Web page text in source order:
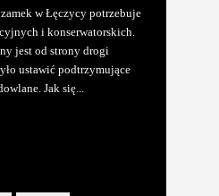
w Łęczycy potrzebuje
i konserwatorskich.
jest od strony drogi
ustawić podtrzymujące
Jak się